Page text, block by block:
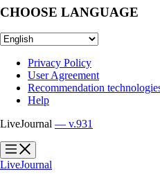
CHOOSE LANGUAGE
Privacy Policy
User Agreement
Recommendation
Help
LiveJournal — v.931
?
?
LiveJournal